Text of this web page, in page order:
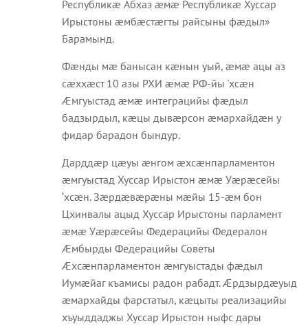
Республикæ Абхаз æмæ Республикæ Хуссар
Ирыстоны æмбæстæгты райсыны фæдыл»
Барамынд.
Фæнды мæ банысан кæнын уый, æмæ ацы аз
сæххæст 10 азы РХИ æмæ РФ-йы 'хсæн
Æмгуыстад æмæ интеграцийы фæдыл
бадзырдыл, кæцы дывæрсон æмархайдæн у
фидар барадон бындур.
Дарддæр цæуы æнгом æхсæнпарламентон
æмгуыстад Хуссар Ирыстон æмæ Уæрæсейы
‘хсæн. Зæрдæвæрæны мæйы 15-æм бон
Цхинвалы ацыд Хуссар Ирыстоны парламент
æмæ Уæрæсейы Федерацийы Федералон
Æмбырды Федерацийы Советы
Æхсæнпарламентон æмгуыстады фæдыл
Иумæйаг къамисы радон рабадт. Æрдзырдæуыд
æмархайды фарстатыл, кæцыты реализацийы
хъуыддаджы Хуссар Ирыстон ныфс дары